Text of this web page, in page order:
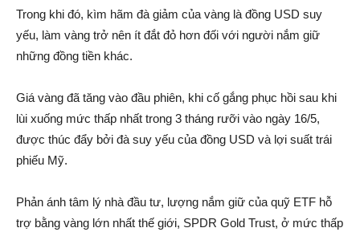
Trong khi đó, kìm hãm đà giảm của vàng là đồng USD suy
yếu, làm vàng trở nên ít đắt đỏ hơn đối với người nắm giữ
những đồng tiền khác.
Giá vàng đã tăng vào đầu phiên, khi cố gắng phục hồi sau khi
lùi xuống mức thấp nhất trong 3 tháng rưỡi vào ngày 16/5,
được thúc đẩy bởi đà suy yếu của đồng USD và lợi suất trái
phiếu Mỹ.
Phản ánh tâm lý nhà đầu tư, lượng nắm giữ của quỹ ETF hỗ
trợ bằng vàng lớn nhất thế giới, SPDR Gold Trust, ở mức thấp